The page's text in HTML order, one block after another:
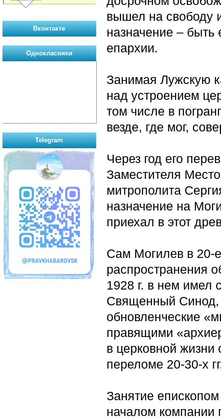
вышел на свободу
назначение –
епархии.
Занимая Лужскую
над устроением
том числе в
везде, где мог,
Через год его
Заместителя
митрополита
назначение на
приехал в этот
Сам Могилев в 20-
распространения
1928 г. в нем имел
Священный Синод,
обновленческие
правящими
в церковной жизни
переломе 20-30-х
Занятие
началом компании
Вконтакте
Однокласники
Telegram